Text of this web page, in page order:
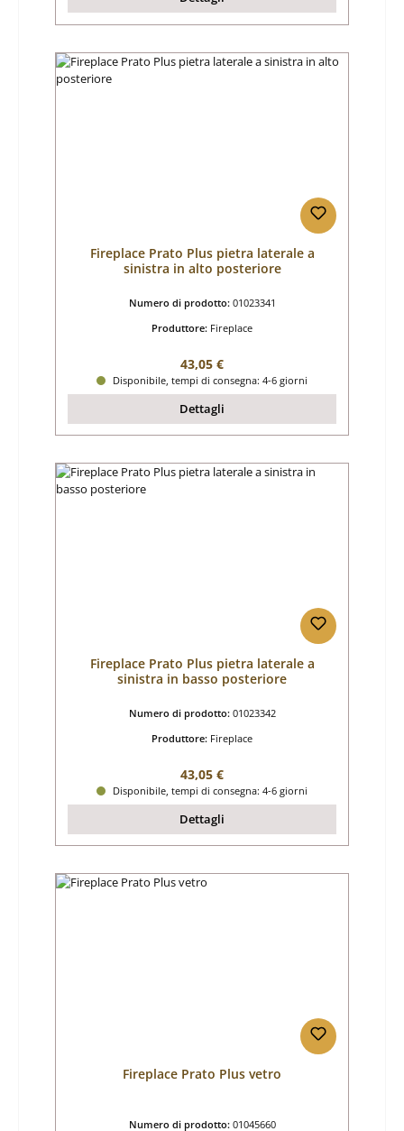
Fireplace Prato Plus pietra laterale a
sinistra in alto posteriore
Numero di prodotto: 01023341
Produttore: Fireplace
Prezzo normale:
43,05 €
Disponibile, tempi di consegna: 4-6 giorni
Dettagli
Fireplace Prato Plus pietra laterale a
sinistra in basso posteriore
Numero di prodotto: 01023342
Produttore: Fireplace
Prezzo normale:
43,05 €
Disponibile, tempi di consegna: 4-6 giorni
Dettagli
Fireplace Prato Plus vetro
Numero di prodotto: 01045660